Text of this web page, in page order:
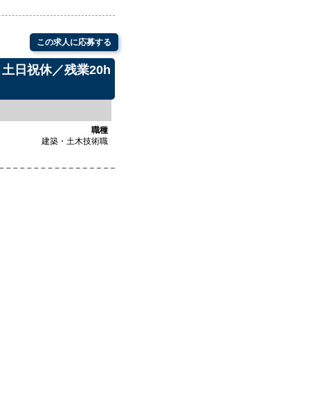
この求人に応募する
日祝休／残業20h
職種
建築・土木技術職